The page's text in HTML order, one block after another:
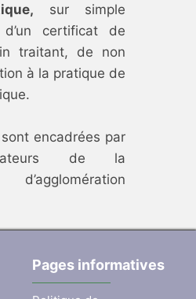
sur simple
d’un certificat de
traitant, de non
à la pratique de
encadrées par
de la
d’agglomération
Pages informatives